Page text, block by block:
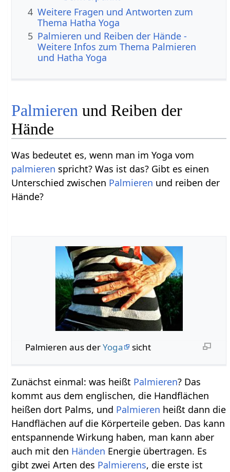
4 Weitere Fragen und Antworten zum
Thema Hatha Yoga
5 Palmieren und Reiben der Hände -
Weitere Infos zum Thema Palmieren
und Hatha Yoga
Palmieren und Reiben der
Hände
Was bedeutet es, wenn man im Yoga vom
palmieren spricht? Was ist das? Gibt es einen
Unterschied zwischen Palmieren und reiben der
Hände?
Palmieren aus derYoga sicht
Zunächst einmal: was heißt Palmieren? Das
kommt aus dem englischen, die Handflächen
heißen dort Palms, und Palmieren heißt dann die
Handflächen auf die Körperteile geben. Das kann
entspannende Wirkung haben, man kann aber
auch mit den Händen Energie übertragen. Es
gibt zwei Arten des Palmierens, die erste ist